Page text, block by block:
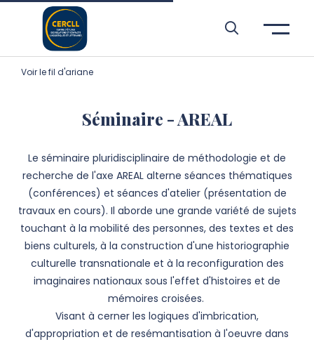
Aller à l’entête de page
Aller au menu principale
Aller au contenu principal
Aller à la recherche
Passer aux cookies
Aller au pied de page
Voir le fil d'ariane
Séminaire - AREAL
Le séminaire pluridisciplinaire de méthodologie et de
recherche de l'axe AREAL alterne séances thématiques
(conférences) et séances d'atelier (présentation de
travaux en cours). Il aborde une grande variété de sujets
touchant à la mobilité des personnes, des textes et des
biens culturels, à la construction d'une historiographie
culturelle transnationale et à la reconfiguration des
imaginaires nationaux sous l'effet d'histoires et de
mémoires croisées.
Visant à cerner les logiques d'imbrication,
d'appropriation et de resémantisation à l'oeuvre dans